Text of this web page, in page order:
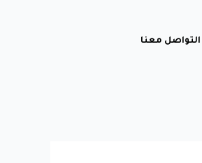
التواصل معنا